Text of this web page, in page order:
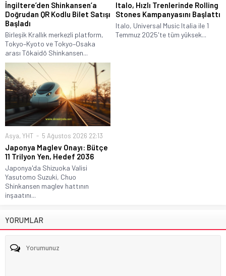
İngiltere’den Shinkansen’a
Doğrudan QR Kodlu Bilet Satışı
Başladı
Birleşik Krallık merkezli platform,
Tokyo–Kyoto ve Tokyo–Osaka
arası Tōkaidō Shinkansen...
Italo, Hızlı Trenlerinde Rolling
Stones Kampanyasını Başlattı
Italo, Universal Music Italia ile 1
Temmuz 2025'te tüm yüksek...
Asya, YHT 5 Ağustos 2026 22:13
Japonya Maglev Onayı: Bütçe
11 Trilyon Yen, Hedef 2036
Japonya'da Shizuoka Valisi
Yasutomo Suzuki, Chuo
Shinkansen maglev hattının
inşaatını...
YORUMLAR